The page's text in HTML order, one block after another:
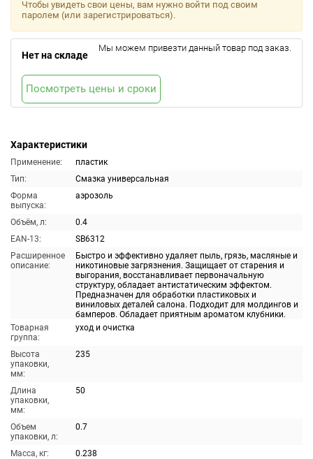
Характеристики
Применение:
пластик
Тип:
Смазка универсальная
Форма
выпуска:
аэрозоль
Объём, л:
0.4
EAN-13:
SB6312
Расширенное
описание:
Быстро и эффективно удаляет пыль, грязь, масляные и
никотиновые загрязнения. Защищает от старения и
выгорания, восстанавливает первоначальную
структуру, обладает антистатическим эффектом.
Предназначен для обработки пластиковых и
виниловых деталей салона. Подходит для молдингов и
бамперов. Обладает приятным ароматом клубники.
Товарная
группа:
уход и очистка
Высота
упаковки,
мм:
235
Длина
упаковки,
мм:
50
Объем
упаковки, л:
0.7
Масса, кг:
0.238
Чтобы увидеть свои цены, вам нужно войти под своим
паролем (или зарегистрироваться).
Нет на складе
Мы можем привезти данный товар под заказ.
Посмотреть цены и сроки